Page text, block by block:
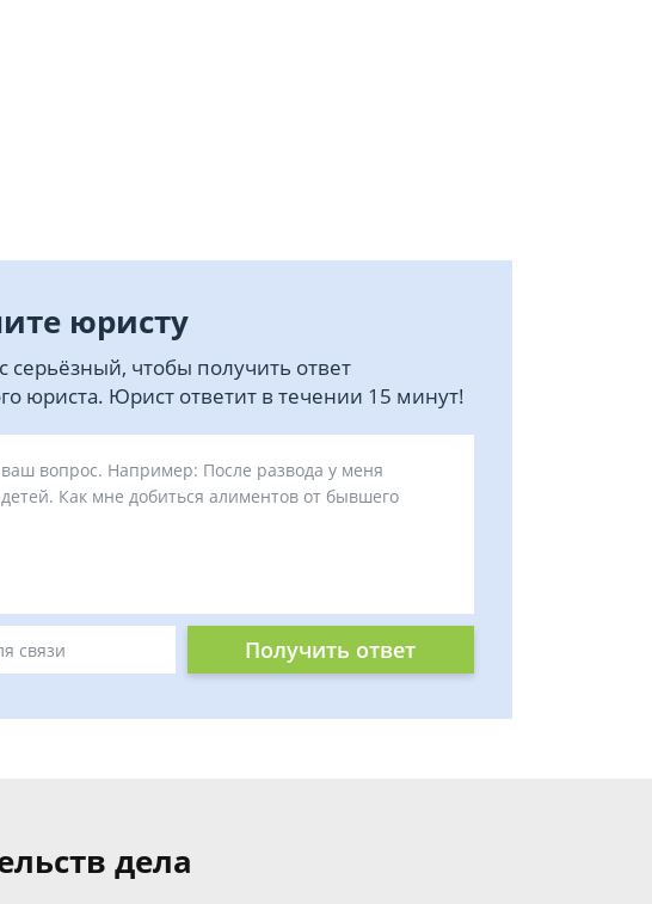
юристу
серьёзный, чтобы получить ответ
юриста. Юрист ответит в течении 15 минут!
Получить ответ
дела